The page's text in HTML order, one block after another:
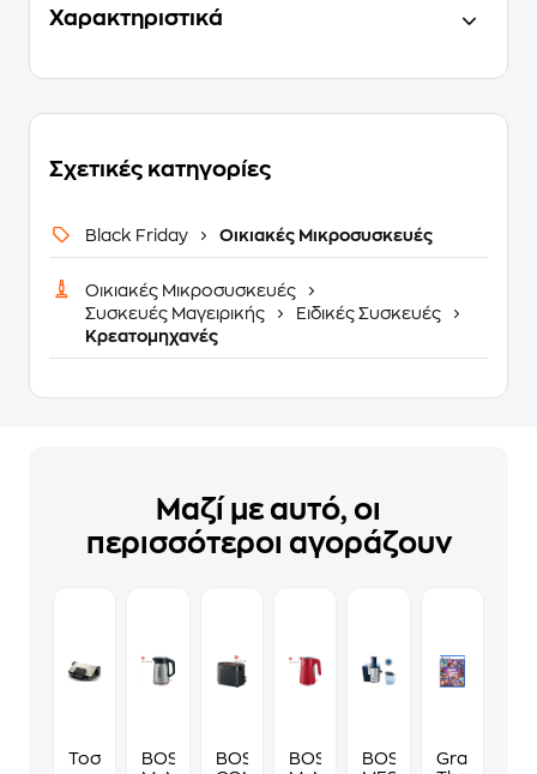
Χαρακτηριστικά
Σχετικές κατηγορίες
Black Friday Οικιακές Μικροσυσκευές
Οικιακές Μικροσυσκευές
Συσκευές Μαγειρικής
Ειδικές Συσκευές
Κρεατομηχανές
Μαζί με αυτό, οι
περισσότεροι αγοράζουν
ΤοστιέραBOSCH
BOSCH
BOSCH
BOSCH
Grand